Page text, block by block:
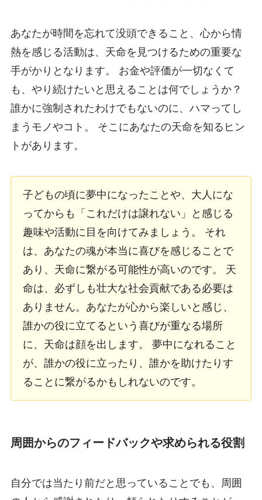
あなたが時間を忘れて没頭できること、心から情
熱を感じる活動は、天命を見つけるための重要な
手がかりとなります。 お金や評価が一切なくて
も、やり続けたいと思えることは何でしょうか？
誰かに強制されたわけでもないのに、ハマってし
まうモノやコト。 そこにあなたの天命を知るヒン
トがあります。
子どもの頃に夢中になったことや、大人にな
ってからも「これだけは譲れない」と感じる
趣味や活動に目を向けてみましょう。 それ
は、あなたの魂が本当に喜びを感じることで
あり、天命に繋がる可能性が高いのです。 天
命は、必ずしも壮大な社会貢献である必要は
ありません。あなたが心から楽しいと感じ、
誰かの役に立てるという喜びが重なる場所
に、天命は顔を出します。 夢中になれること
が、誰かの役に立ったり、誰かを助けたりす
ることに繋がるかもしれないのです。
周囲からのフィードバックや求められる役割
自分では当たり前だと思っていることでも、周囲